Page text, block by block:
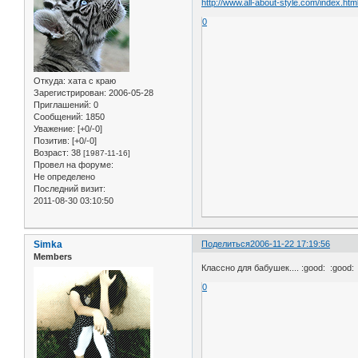
Откуда: хата с краю
Зарегистрирован: 2006-05-28
Приглашений: 0
Сообщений: 1850
Уважение: [+0/-0]
Позитив: [+0/-0]
Возраст: 38 [1987-11-16]
Провел на форуме:
Не определено
Последний визит:
2011-08-30 03:10:50
http://www.all-about-style.com/index.html
0
Поделиться2006-11-22 17:19:56
Simka
Members
Классно для бабушек.... :good: :good:
0